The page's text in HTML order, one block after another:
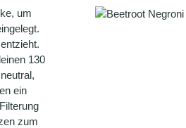
um
130
ein
zum